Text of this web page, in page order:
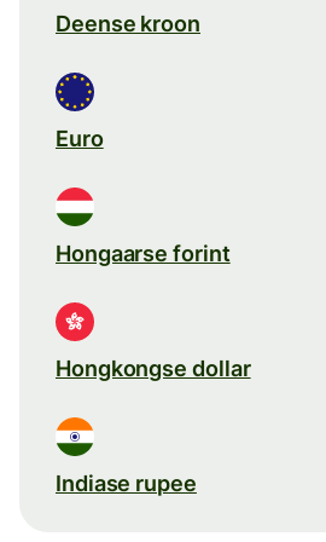
Deense kroon
Euro
Hongaarse forint
Hongkongse dollar
Indiase rupee